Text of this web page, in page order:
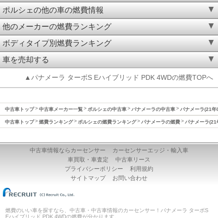
ポルシェの他の車の燃費情報
他のメーカーの燃費ランキング
ボディタイプ別燃費ランキング
車を売却する
▲パナメーラ ターボS Eハイブリッド PDK 4WDの燃費TOPへ
中古車トップ 中古車メーカー一覧 ポルシェの中古車 パナメーラの中古車 パナメーラ(21
中古車トップ 燃費ランキング ポルシェの燃費ランキング パナメーラの燃費 パナメーラ
中古車情報ならカーセンサー
カーセンサーエッジ・輸入車
車買取・車査定
中古車リース
プライバシーポリシー
利用規約
サイトマップ
お問い合わせ
燃費のいい車を探すなら、中古車・中古車情報のカーセンサー！パナメーラ ターボS
Eハイブリッド PDK 4WDの燃費が分かります。